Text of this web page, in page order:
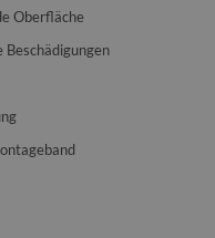
Oberfläche
Beschädigungen